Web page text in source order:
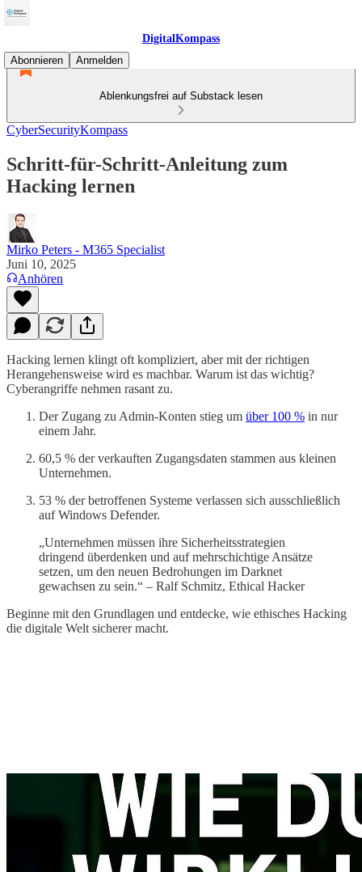
DigitalKompass
Abonnieren
Anmelden
Ablenkungsfrei auf Substack lesen
CyberSecurityKompass
Schritt-für-Schritt-Anleitung zum
Hacking lernen
Mirko Peters - M365 Specialist
Juni 10, 2025
Anhören
Hacking lernen klingt oft kompliziert, aber mit der richtigen
Herangehensweise wird es machbar. Warum ist das wichtig?
Cyberangriffe nehmen rasant zu.
Der Zugang zu Admin-Konten stieg um über 100 % in nur
einem Jahr.
60,5 % der verkauften Zugangsdaten stammen aus kleinen
Unternehmen.
53 % der betroffenen Systeme verlassen sich ausschließlich
auf Windows Defender.
„Unternehmen müssen ihre Sicherheitsstrategien
dringend überdenken und auf mehrschichtige Ansätze
setzen, um den neuen Bedrohungen im Darknet
gewachsen zu sein.“ – Ralf Schmitz, Ethical Hacker
Beginne mit den Grundlagen und entdecke, wie ethisches Hacking
die digitale Welt sicherer macht.